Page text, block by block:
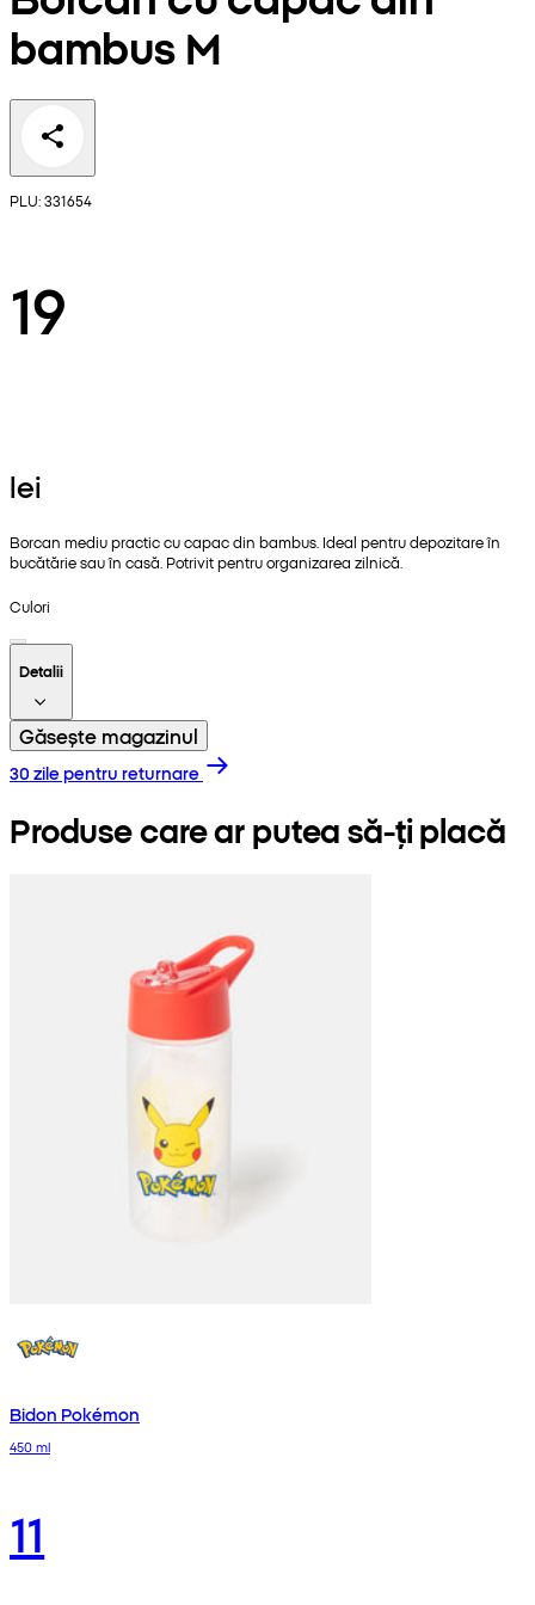
bambus M
PLU: 331654
19
lei
Borcan mediu practic cu capac din bambus. Ideal pentru depozitare în
bucătărie sau în casă. Potrivit pentru organizarea zilnică.
Culori
Detalii
Găsește magazinul
30 zile pentru returnare
Produse care ar putea să-ți placă
Bidon Pokémon
450 ml
11